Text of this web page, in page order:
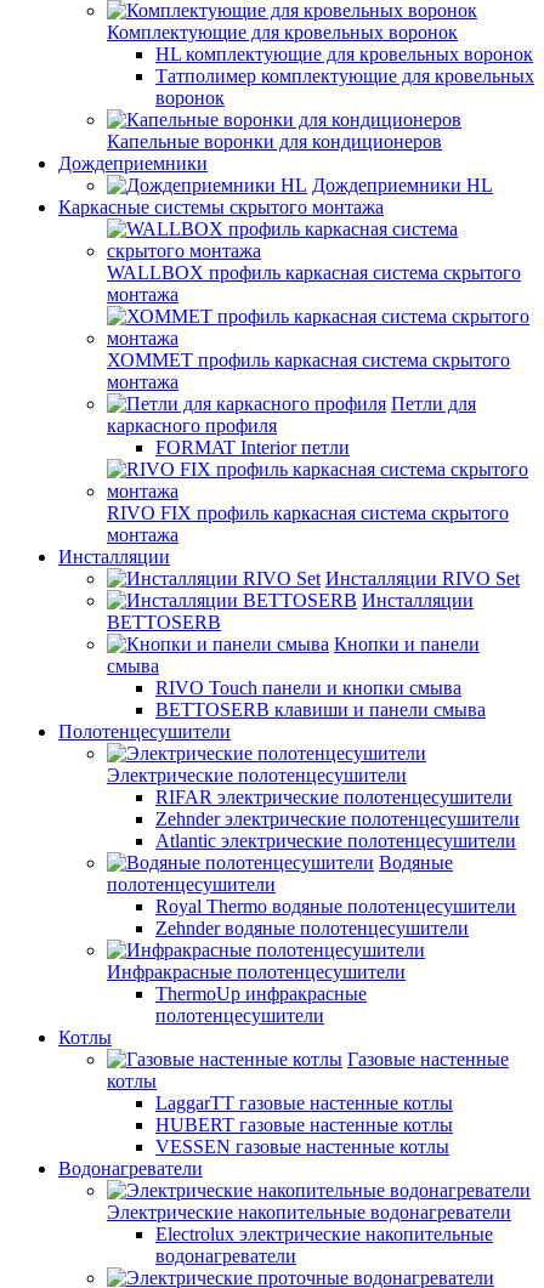
Комплектующие для кровельных воронок
HL комплектующие для кровельных воронок
Татполимер комплектующие для кровельных
воронок
Капельные воронки для кондиционеров
Дождеприемники
Дождеприемники HL
Каркасные системы скрытого монтажа
WALLBOX профиль каркасная система скрытого
монтажа
ХОММЕТ профиль каркасная система скрытого
монтажа
Петли для
каркасного профиля
FORMAT Interior петли
RIVO FIX профиль каркасная система скрытого
монтажа
Инсталляции
Инсталляции RIVO Set
Инсталляции
BETTOSERB
Кнопки и панели
смыва
RIVO Touch панели и кнопки смыва
BETTOSERB клавиши и панели смыва
Полотенцесушители
Электрические полотенцесушители
RIFAR электрические полотенцесушители
Zehnder электрические полотенцесушители
Atlantic электрические полотенцесушители
Водяные
полотенцесушители
Royal Thermo водяные полотенцесушители
Zehnder водяные полотенцесушители
Инфракрасные полотенцесушители
ThermoUp инфракрасные
полотенцесушители
Котлы
Газовые настенные
котлы
LaggarTT газовые настенные котлы
HUBERT газовые настенные котлы
VESSEN газовые настенные котлы
Водонагреватели
Электрические накопительные водонагреватели
Electrolux электрические накопительные
водонагреватели